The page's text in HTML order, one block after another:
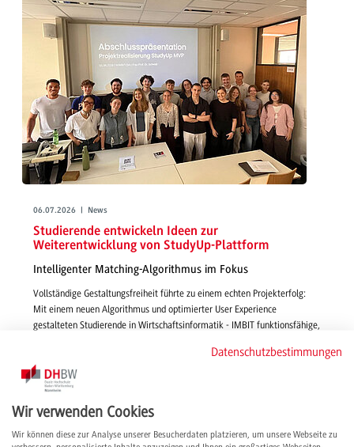
06.07.2026 | News
Studierende entwickeln Ideen zur
Weiterentwicklung von StudyUp-Plattform
Intelligenter Matching-Algorithmus im Fokus
Vollständige Gestaltungsfreiheit führte zu einem echten Projekterfolg:
Mit einem neuen Algorithmus und optimierter User Experience
gestalteten Studierende in Wirtschaftsinformatik - IMBIT funktionsfähige,
weiterlesen
Datenschutzbestimmungen
Wir verwenden Cookies
Wir können diese zur Analyse unserer Besucherdaten platzieren, um unsere Webseite zu